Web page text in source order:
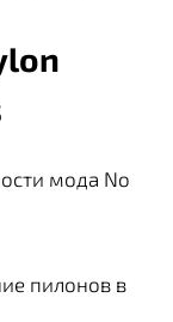
мода No
пилонов в